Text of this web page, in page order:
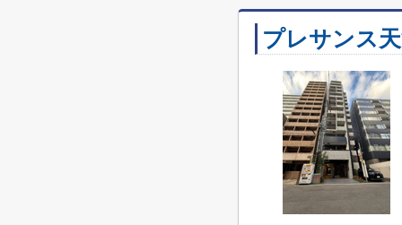
プレサンス